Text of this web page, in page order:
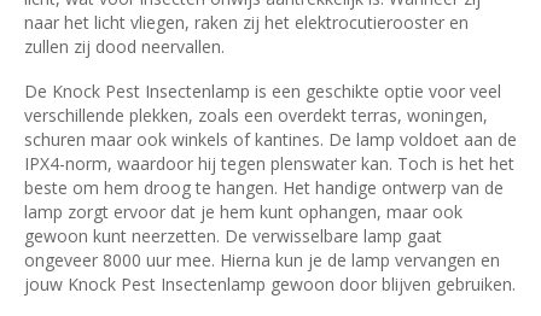
naar het licht vliegen, raken zij het elektrocutierooster en
zullen zij dood neervallen.
De Knock Pest Insectenlamp is een geschikte optie voor veel
verschillende plekken, zoals een overdekt terras, woningen,
schuren maar ook winkels of kantines. De lamp voldoet aan de
IPX4-norm, waardoor hij tegen plenswater kan. Toch is het het
beste om hem droog te hangen. Het handige ontwerp van de
lamp zorgt ervoor dat je hem kunt ophangen, maar ook
gewoon kunt neerzetten. De verwisselbare lamp gaat
ongeveer 8000 uur mee. Hierna kun je de lamp vervangen en
jouw Knock Pest Insectenlamp gewoon door blijven gebruiken.